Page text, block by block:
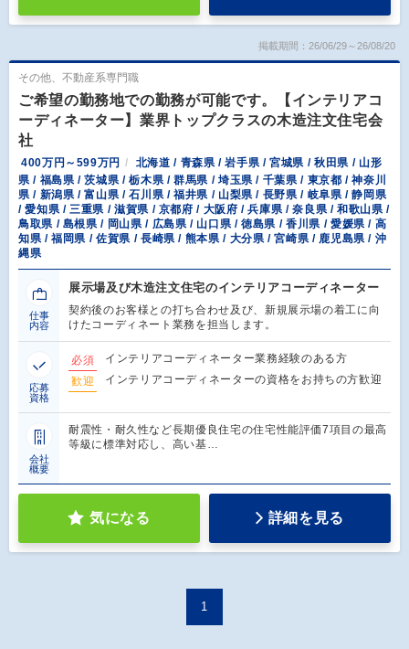
掲載期間：26/06/29～26/08/20
その他、不動産系専門職
ご希望の勤務地での勤務が可能です。【インテリアコ
ーディネーター】業界トップクラスの木造注文住宅会
社
400万円～599万円
北海道 / 青森県 / 岩手県 / 宮城県 / 秋田県 / 山形
県 / 福島県 / 茨城県 / 栃木県 / 群馬県 / 埼玉県 / 千葉県 / 東京都 / 神奈川
県 / 新潟県 / 富山県 / 石川県 / 福井県 / 山梨県 / 長野県 / 岐阜県 / 静岡県
/ 愛知県 / 三重県 / 滋賀県 / 京都府 / 大阪府 / 兵庫県 / 奈良県 / 和歌山県 /
鳥取県 / 島根県 / 岡山県 / 広島県 / 山口県 / 徳島県 / 香川県 / 愛媛県 / 高
知県 / 福岡県 / 佐賀県 / 長崎県 / 熊本県 / 大分県 / 宮崎県 / 鹿児島県 / 沖
縄県
仕事
内容
展示場及び木造注文住宅のインテリアコーディネーター
契約後のお客様との打ち合わせ及び、新規展示場の着工に向
けたコーディネート業務を担当します。
応募
資格
必須
インテリアコーディネーター業務経験のある方
歓迎
インテリアコーディネーターの資格をお持ちの方歓迎
会社
概要
耐震性・耐久性など長期優良住宅の住宅性能評価7項目の最高
等級に標準対応し、高い基…
気になる 詳細を見る
1